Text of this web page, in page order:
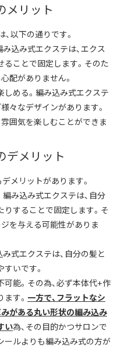
メリット
以下の通りです。
込み式エクステは、エクス
ことで固定します。そのた
配がありません。
める。編み込み式エクステ
々なデザインがあります。
囲気を楽しむことができま
デメリット
メリットがあります。
み込み式エクステは、自分
することで固定します。そ
を与える可能性がありま
式エクステは、自分の髪と
いです。
能。その為、必ず本体代+作
す。 一方で、フラットなシ
がある丸い形状の編み込み
い為、その目的かつサロンで
ールよりも編み込み式の方が